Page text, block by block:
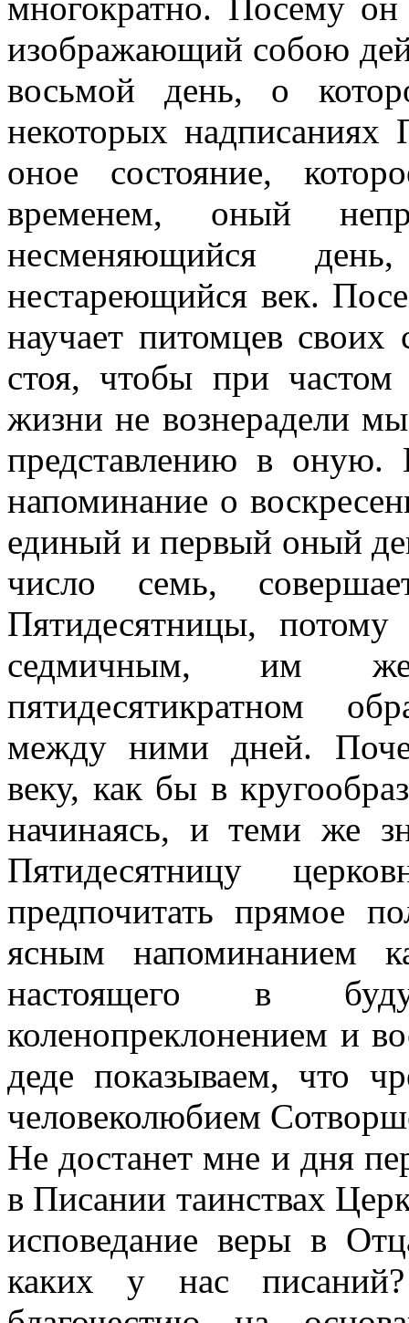
изображающий собою
восьмой день, о
некоторых
оное состояние,
временем, оный
несменяющийся
нестареющийся век.
научает питомцев
стоя, чтобы при
жизни не вознерадели
представлению в оную.
напоминание о
единый и первый оный
число семь,
Пятидесятницы,
седмичным, им
пятидесятикратном
между ними дней.
веку, как бы в
начинаясь, и теми же
Пятидесятницу
предпочитать прямое
ясным напоминанием
настоящего в
коленопреклонением и
деде показываем, что
человеколюбием
Не достанет мне и дня
в Писании таинствах
исповедание веры в
каких у нас